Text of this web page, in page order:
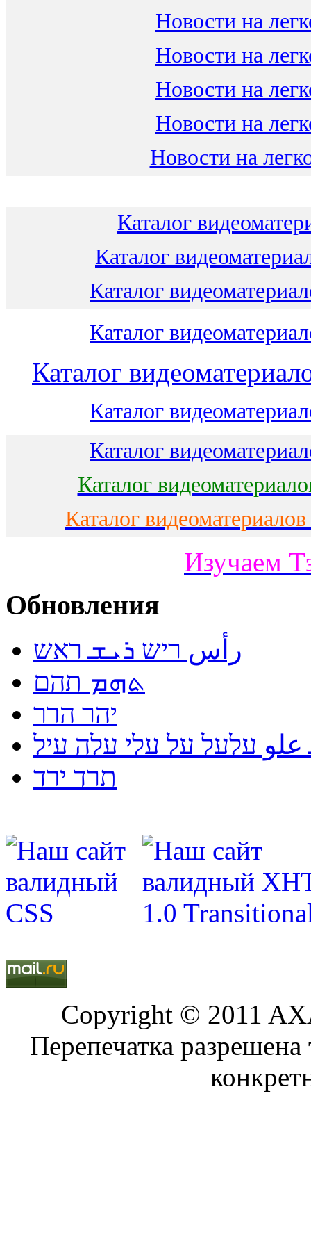
Новости на
Новости на
Новости на
Новости на
Новости на
Каталог
Каталог
Каталог
Каталог
Каталог
Каталог
Каталог
Каталог
Каталог
Изучаем
Обновления
رأس ריש ܪܝܫ ראש
ܬܗܡ תהם
יהר הרר
עלעל על עלי עלה עיל
תרד ירד
Copyright © 2011
Перепечатка